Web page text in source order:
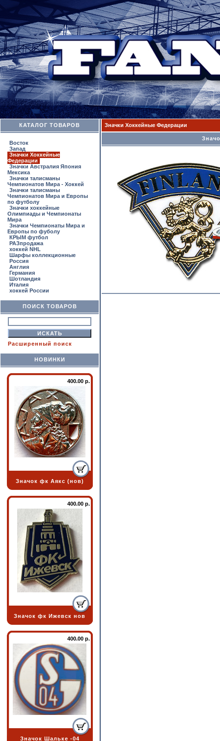
КАТАЛОГ ТОВАРОВ
Восток
Запад
Значки Хоккейные
Федерации
Значки Австралия Япония
Мексика
Значки талисманы
Чемпионатов Мира - Хоккей
Значки талисманы
Чемпионатов Мира и Европы
по футболу
Значки хоккейные
Олимпиады и Чемпионаты
Мира
Значки Чемпионаты Мира и
Европы по фуболу
КРЫМ футбол
РАЗпродажа
хоккей NHL
Шарфы коллекционные
Россия
Англия
Германия
Шотландия
Италия
хоккей России
ПОИСК ТОВАРОВ
Расширенный поиск
НОВИНКИ
400.00 р.
Значок фк Аякс (нов)
400.00 р.
Значок фк Ижевск нов
400.00 р.
Значок Шальке -04
Значки Хоккейные Федерации